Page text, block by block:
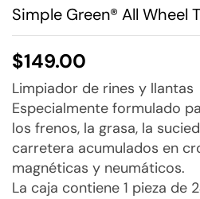
Simple Green® All Wheel
$149.00
Limpiador de rines y llantas
Especialmente formulado
los frenos, la grasa, la
carretera acumulados en
magnéticas y neumáticos.
La caja contiene 1 pieza de